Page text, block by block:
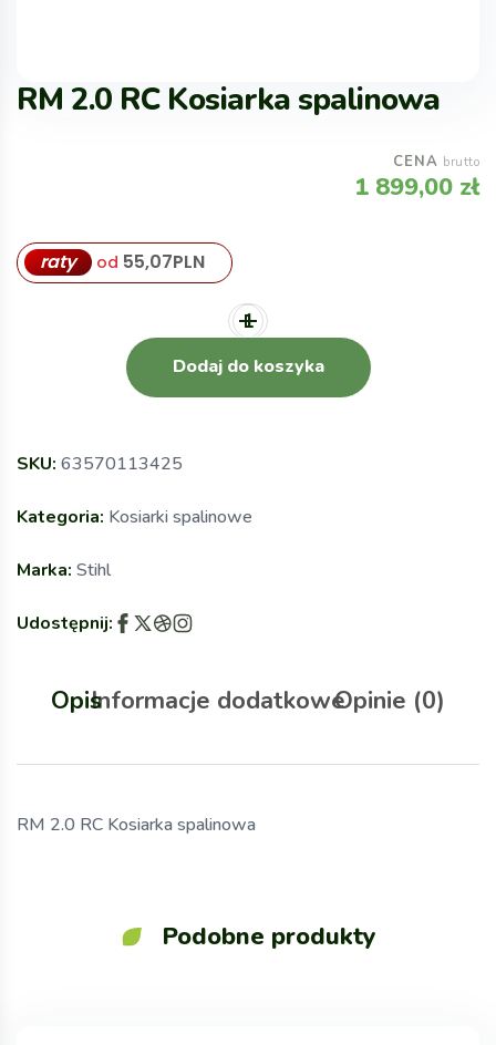
RM 2.0 RC Kosiarka spalinowa
CENA brutto
1 899,00 zł
raty od 55,07PLN
Dodaj do koszyka
SKU: 63570113425
Kategoria: Kosiarki spalinowe
Marka: Stihl
Udostępnij:
OpisInformacje dodatkoweOpinie (0)
RM 2.0 RC Kosiarka spalinowa
Podobne produkty